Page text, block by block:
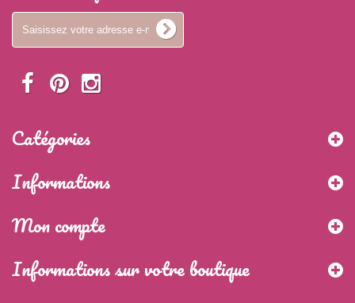
Catégories
Informations
Mon compte
Informations sur votre boutique